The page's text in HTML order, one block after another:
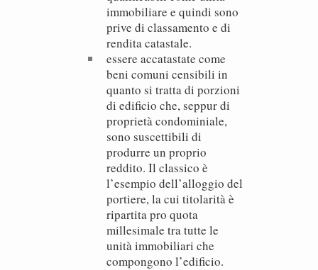
immobiliare e quindi sono
prive di classamento e di
rendita catastale.
essere accatastate come
beni comuni censibili in
quanto si tratta di porzioni
di edificio che, seppur di
proprietà condominiale,
sono suscettibili di
produrre un proprio
reddito. Il classico è
l’esempio dell’alloggio del
portiere, la cui titolarità è
ripartita pro quota
millesimale tra tutte le
unità immobiliari che
compongono l’edificio.